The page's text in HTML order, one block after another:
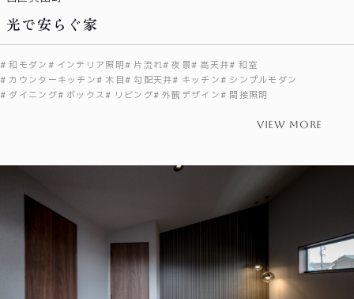
光で安らぐ家
和モダン インテリア照明 片流れ 夜景 高天井
和室
カウンターキッチン
木目 勾配天井 キッチン
シンプルモダン
ダイニング
ボックス リビング 外観デザイン 間接照明
view more